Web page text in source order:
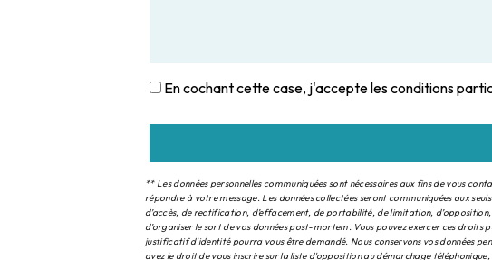
En cochant cette case, j'accepte les conditions
** Les données personnelles communiquées sont nécessaires aux fins de vous
répondre à votre message. Les données collectées seront communiquées aux
d’accès, de rectification, d’effacement, de portabilité, de limitation,
d’organiser le sort de vos données post-mortem. Vous pouvez exercer ces
justificatif d'identité pourra vous être demandé. Nous conservons vos données
avez le droit de vous inscrire sur la liste d'opposition au démarchage